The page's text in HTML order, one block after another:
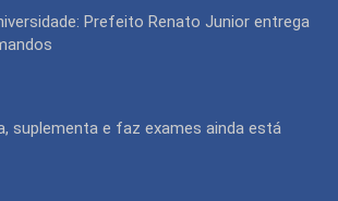
Prefeito Renato Junior entrega
suplementa e faz exames ainda está